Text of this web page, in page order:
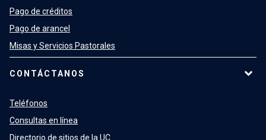
Pago de créditos
Pago de arancel
Misas y Servicios Pastorales
CONTÁCTANOS
Teléfonos
Consultas en línea
Directorio de sitios de la UC